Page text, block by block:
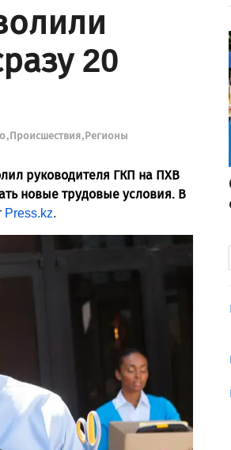
20
Происшествия Регионы
руководителя ГКП на ПХВ
новые трудовые условия. В
Press.kz.